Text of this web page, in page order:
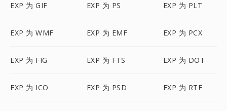
EXP 为 GIF EXP 为 PS EXP 为 PLT
EXP 为 WMF EXP 为 EMF EXP 为 PCX
EXP 为 FIG EXP 为 FTS EXP 为 DOT
EXP 为 ICO EXP 为 PSD EXP 为 RTF